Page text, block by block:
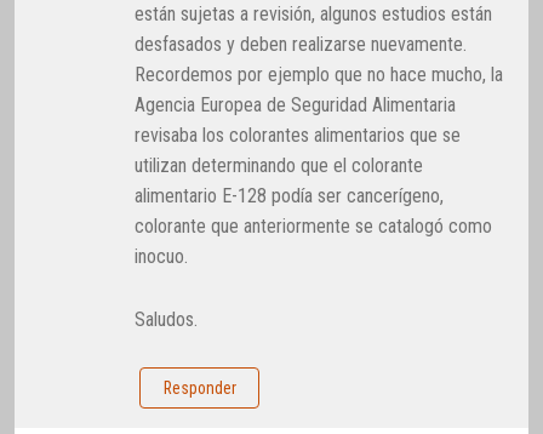
están sujetas a revisión, algunos estudios están
desfasados y deben realizarse nuevamente.
Recordemos por ejemplo que no hace mucho, la
Agencia Europea de Seguridad Alimentaria
revisaba los colorantes alimentarios que se
utilizan determinando que el colorante
alimentario E-128 podía ser cancerígeno,
colorante que anteriormente se catalogó como
inocuo.
Saludos.
Responder